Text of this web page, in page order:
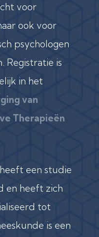
voor
ook voor
psychologen
Registratie is
in het
van
Therapieën
een studie
en heeft zich
tot
is een